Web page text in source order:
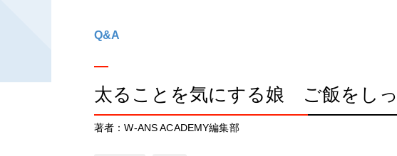
Q&A
太ることを気にする娘 ご飯をし
著者：W-ANS ACADEMY編集部